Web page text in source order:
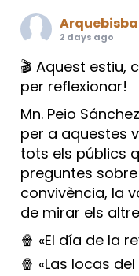
2 days ago
🎬 Aquest estiu,
per reflexionar!
Mn. Peio
per a aquestes
tots els públics
preguntes
convivència, la
de mirar els
🍿 «El día de la
🍿 «Las locas